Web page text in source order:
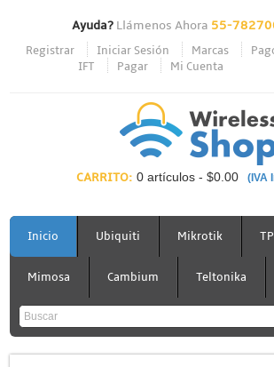
Ayuda?Llámenos Ahora 55-
Registrar Iniciar Sesión Marcas
IFT
Pagar Mi Cuenta
CARRITO: 0 artículos - $0.00 (IVA
PAGAR AHORA
Inicio Ubiquiti Mikrotik
Mimosa Cambium Teltonika